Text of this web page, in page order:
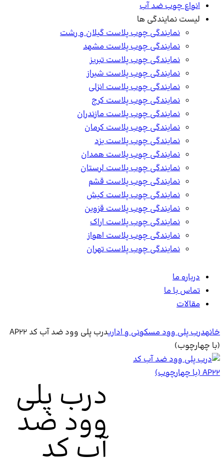
چوب ضد آب
نمایندگی ها
نمایندگی چوب پلاست گیلان و رشت
نمایندگی چوب پلاست مشهد
نمایندگی چوب پلاست تبریز
نمایندگی چوب پلاست شیراز
نمایندگی چوب پلاست انزلی
نمایندگی چوب پلاست کرج
نمایندگی چوب پلاست مازندران
نمایندگی چوب پلاست کرمان
نمایندگی چوب پلاست یزد
نمایندگی چوب پلاست همدان
نمایندگی چوب پلاست لرستان
نمایندگی چوب پلاست قشم
نمایندگی چوب پلاست کیش
نمایندگی چوب پلاست قزوین
نمایندگی چوب پلاست اراک
نمایندگی چوب پلاست اهواز
نمایندگی چوب پلاست تهران
ما
با ما
وود مسکونی و اداری
درب پلی وود ضد آب کد AP22
درب پلی
وود ضد
آب کد